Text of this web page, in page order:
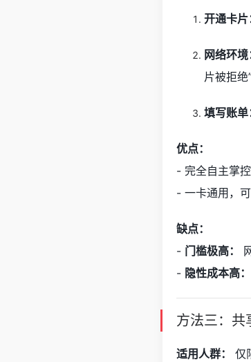
开通卡片
网络环境
片被拒绝”
填写账单
优点：
- 完全自主掌
- 一卡通用，
缺点：
- 门槛极高：
- 隐性成本高：
方法三：共
适用人群： 仅